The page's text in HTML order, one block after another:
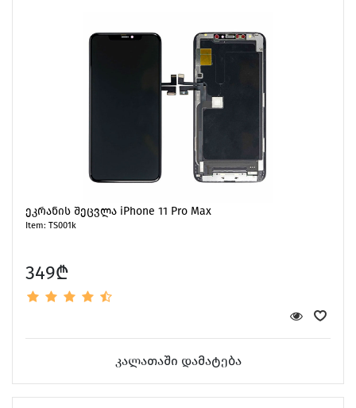
ეკრანის შეცვლა iPhone 11 Pro Max
Item: TS001k
349₾
კალათაში დამატება